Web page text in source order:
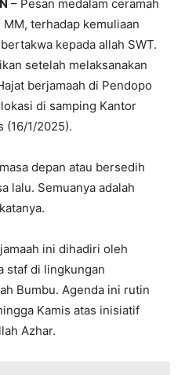
– Pesan medalam ceramah
terhadap kemuliaan
kepada allah SWT.
setelah melaksanakan
berjamaah di Pendopo
di samping Kantor
(16/1/2025).
depan atau bersedih
lalu. Semuanya adalah
ini dihadiri oleh
staf di lingkungan
Bumbu. Agenda ini rutin
Kamis atas inisiatif
Azhar.